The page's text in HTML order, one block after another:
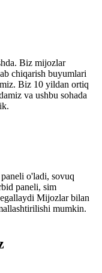
Biz mijozlar
chiqarish buyumlari
Biz 10 yildan ortiq
va ushbu sohada
o'ladi, sovuq
paneli, sim
Mijozlar bilan
mumkin.